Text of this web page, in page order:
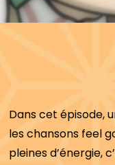
Dans cet épisode,
les chansons feel
pleines d’énergie,